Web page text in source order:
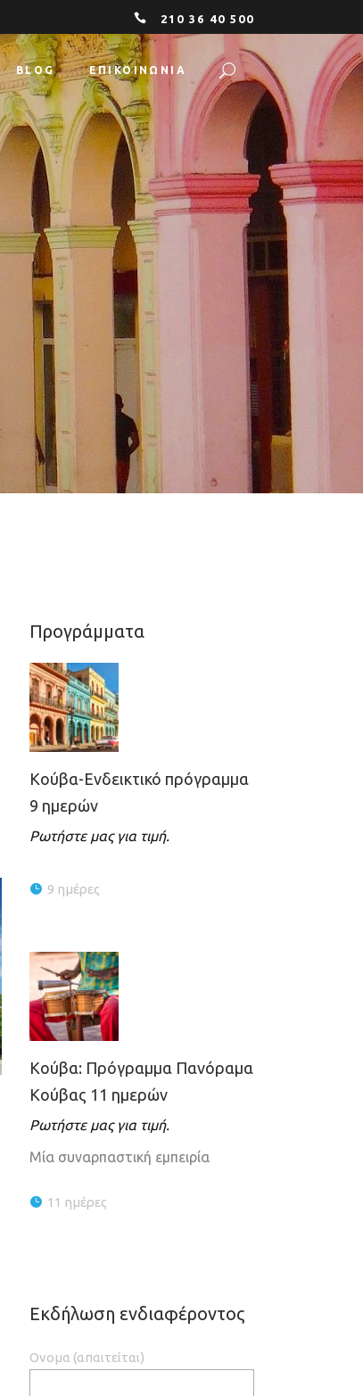
210 36 40 500
BLOG ΕΠΙΚΟΙΝΩΝΙΑ
Προγράμματα
Κούβα-Ενδεικτικό πρόγραμμα
9 ημερών
Ρωτήστε μας για τιμή.
9 ημέρες
Κούβα: Πρόγραμμα Πανόραμα
Κούβας 11 ημερών
Ρωτήστε μας για τιμή.
Μία συναρπαστική εμπειρία
11 ημέρες
Εκδήλωση ενδιαφέροντος
Ονομα (απαιτείται)